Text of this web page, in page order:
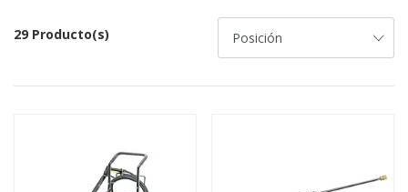
29 Producto(s)